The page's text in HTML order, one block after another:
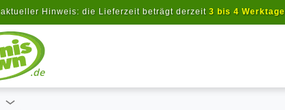
aktueller Hinweis: die Lieferzeit beträgt derzeit 3 bis 4 Werktage
.de